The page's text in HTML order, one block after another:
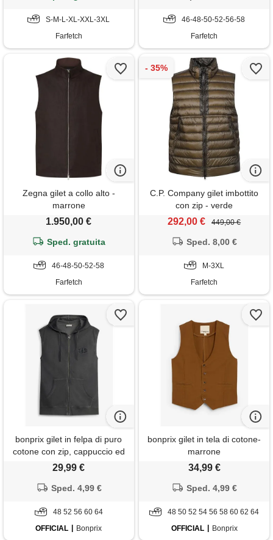
S-M-L-XL-XXL-3XL
Farfetch
46-48-50-52-56-58
Farfetch
Zegna gilet a collo alto -
marrone
1.950,00 €
Sped. gratuita
46-48-50-52-58
Farfetch
C.P. Company gilet imbottito
con zip - verde
292,00 € 449,00 €
Sped. 8,00 €
M-3XL
Farfetch
bonprix gilet in felpa di puro
cotone con zip, cappuccio ed
effetto lavato-nero
29,99 €
Sped. 4,99 €
48 52 56 60 64
OFFICIAL
Bonprix
bonprix gilet in tela di cotone-
marrone
34,99 €
Sped. 4,99 €
48 50 52 54 56 58 60 62 64
OFFICIAL
Bonprix